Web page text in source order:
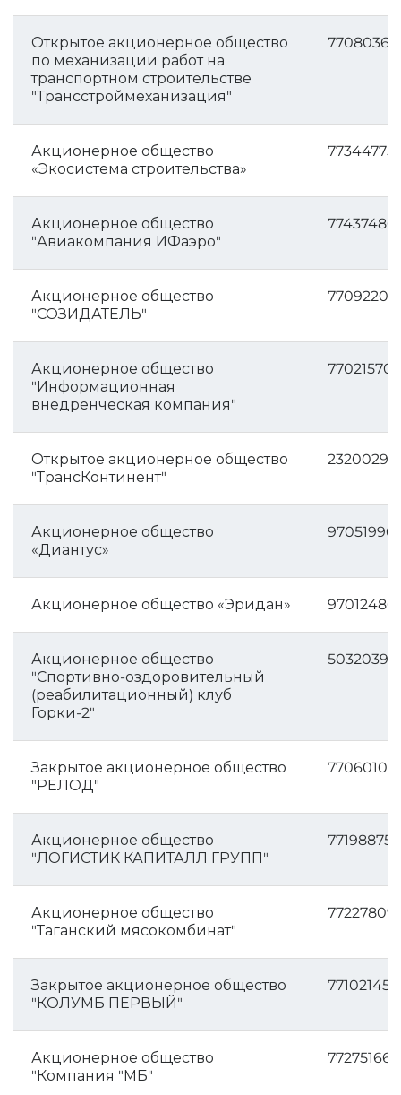
Открытое акционерное общество
по механизации работ на
транспортном строительстве
"Трансстроймеханизация"
Акционерное общество
«Экосистема строительства»
Акционерное общество
"Авиакомпания ИФаэро"
Акционерное общество
"СОЗИДАТЕЛЬ"
Акционерное общество
"Информационная
внедренческая компания"
Открытое акционерное общество
"ТрансКонтинент"
Акционерное общество
«Диантус»
Акционерное общество «Эридан»
Акционерное общество
"Спортивно-оздоровительный
(реабилитационный) клуб
Горки-2"
Закрытое акционерное общество
"РЕЛОД"
Акционерное общество
"ЛОГИСТИК КАПИТАЛЛ ГРУПП"
Акционерное общество
"Таганский мясокомбинат"
Закрытое акционерное общество
"КОЛУМБ ПЕРВЫЙ"
Акционерное общество
"Компания "МБ"